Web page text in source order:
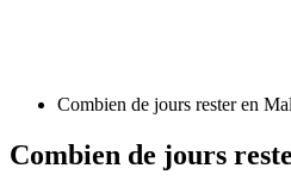
Combien de jours rester en
Combien de jours